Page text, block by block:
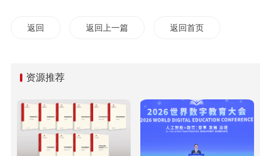
返回 返回上一篇 返回首页
资源推荐